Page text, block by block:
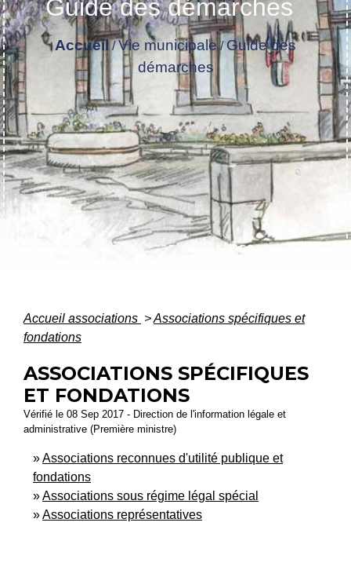
Guide des démarches
Accueil/Vie municipale/Guide des
démarches
Accueil associations >Associations spécifiques et
fondations
ASSOCIATIONS SPÉCIFIQUES
ET FONDATIONS
Vérifié le 08 Sep 2017 - Direction de l'information légale et
administrative (Première ministre)
Associations reconnues d'utilité publique et
fondations
Associations sous régime légal spécial
Associations représentatives